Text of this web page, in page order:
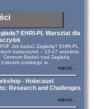
EHRI-PL Warsztat dla
ek
Jak badać Zagładę? EHRI-PL
badaczy/ek – 13-17 września
Badań nad Zagładą
polskiego w...
więcej...
- Holocaust
Research and Challenges
więcej...